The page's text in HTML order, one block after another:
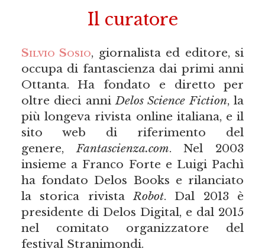
Il curatore
Silvio Sosio, giornalista ed editore, si
occupa di fantascienza dai primi anni
Ottanta. Ha fondato e diretto per
oltre dieci anniDelos Science Fiction, la
più longeva rivista online italiana, e il
sito web di riferimento del
genere,Fantascienza.com. Nel 2003
insieme a Franco Forte e Luigi Pachì
ha fondato Delos Books e rilanciato
la storica rivistaRobot. Dal 2013 è
presidente di Delos Digital, e dal 2015
nel comitato organizzatore del
festival Stranimondi.